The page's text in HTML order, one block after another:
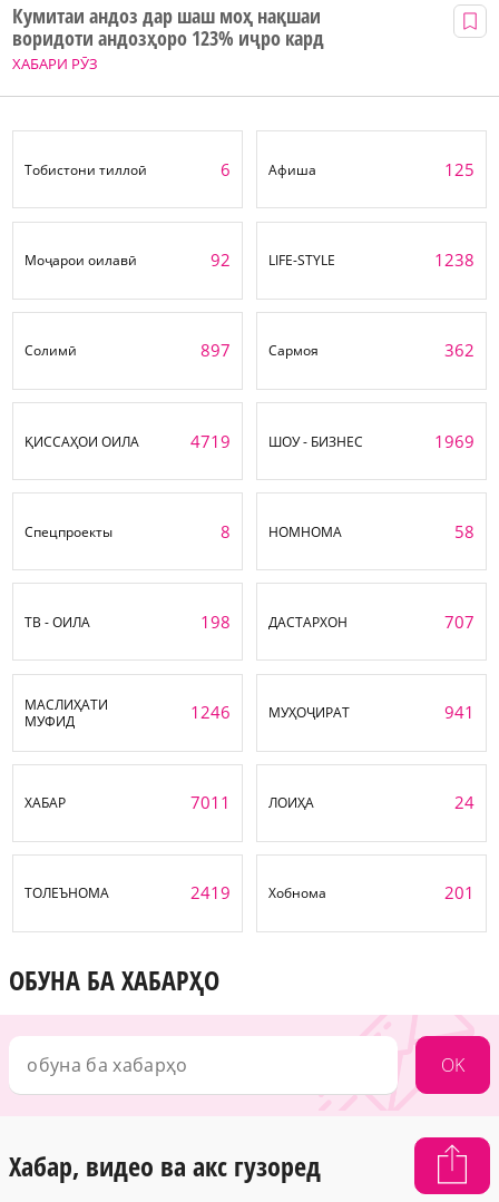
ХАБАРИ РӮЗ
Кумитаи андоз дар шаш моҳ нақшаи
воридоти андозҳоро 123% иҷро кард
Тобистони тиллоӣ 6 Афиша 125
Моҷарои оилавӣ 92 LIFE-STYLE 1238
Солимӣ 897 Сармоя 362
ҚИССАҲОИ ОИЛА 4719 ШОУ - БИЗНЕС 1969
Спецпроекты 8 НОМНОМА 58
ТВ - ОИЛА 198 ДАСТАРХОН 707
МАСЛИҲАТИ
МУФИД
1246 МУҲОҶИРАТ 941
ХАБАР 7011 ЛОИҲА 24
ТОЛЕЪНОМА 2419 Хобнома 201
ОБУНА БА ХАБАРҲО
OK
Хабар, видео ва акс гузоред